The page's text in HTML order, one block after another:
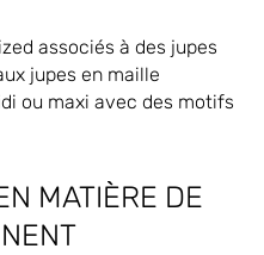
associés à des jupes
jupes en maille
ou maxi avec des motifs
MATIÈRE DE